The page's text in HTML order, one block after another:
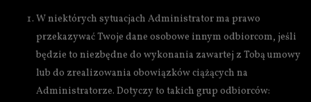
W niektórych sytuacjach Administrator ma prawo
przekazywać Twoje dane osobowe innym odbiorcom, jeśli
będzie to niezbędne do wykonania zawartej z Tobą umowy
lub do zrealizowania obowiązków ciążących na
Administratorze. Dotyczy to takich grup odbiorców: